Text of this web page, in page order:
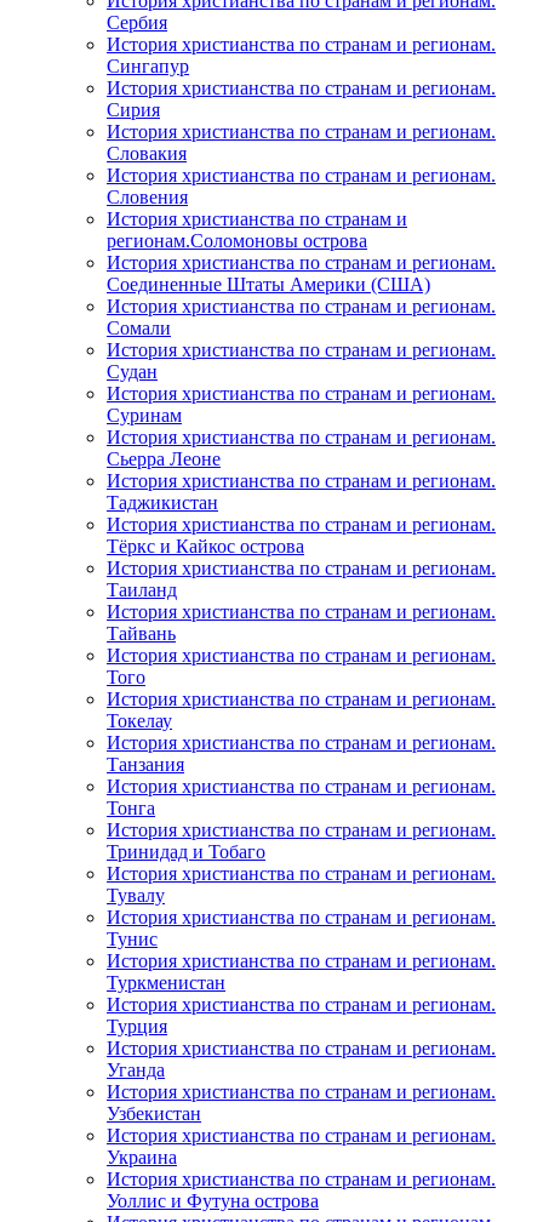
Сербия
История христианства по странам и регионам.
Сингапур
История христианства по странам и регионам.
Сирия
История христианства по странам и регионам.
Словакия
История христианства по странам и регионам.
Словения
История христианства по странам и
регионам.Соломоновы острова
История христианства по странам и регионам.
Соединенные Штаты Америки (США)
История христианства по странам и регионам.
Сомали
История христианства по странам и регионам.
Судан
История христианства по странам и регионам.
Суринам
История христианства по странам и регионам.
Сьерра Леоне
История христианства по странам и регионам.
Таджикистан
История христианства по странам и регионам.
Тёркс и Кайкос острова
История христианства по странам и регионам.
Таиланд
История христианства по странам и регионам.
Тайвань
История христианства по странам и регионам.
Того
История христианства по странам и регионам.
Токелау
История христианства по странам и регионам.
Танзания
История христианства по странам и регионам.
Тонга
История христианства по странам и регионам.
Тринидад и Тобаго
История христианства по странам и регионам.
Тувалу
История христианства по странам и регионам.
Тунис
История христианства по странам и регионам.
Туркменистан
История христианства по странам и регионам.
Турция
История христианства по странам и регионам.
Уганда
История христианства по странам и регионам.
Узбекистан
История христианства по странам и регионам.
Украина
История христианства по странам и регионам.
Уоллис и Футуна острова